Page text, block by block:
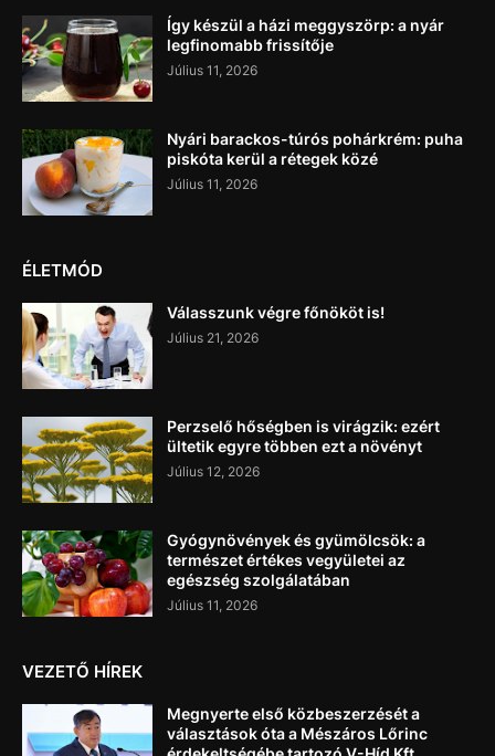
Így készül a házi meggyszörp: a nyár
legfinomabb frissítője
Július 11, 2026
Nyári barackos-túrós pohárkrém: puha
piskóta kerül a rétegek közé
Július 11, 2026
ÉLETMÓD
Válasszunk végre főnököt is!
Július 21, 2026
Perzselő hőségben is virágzik: ezért
ültetik egyre többen ezt a növényt
Július 12, 2026
Gyógynövények és gyümölcsök: a
természet értékes vegyületei az
egészség szolgálatában
Július 11, 2026
VEZETŐ HÍREK
Megnyerte első közbeszerzését a
választások óta a Mészáros Lőrinc